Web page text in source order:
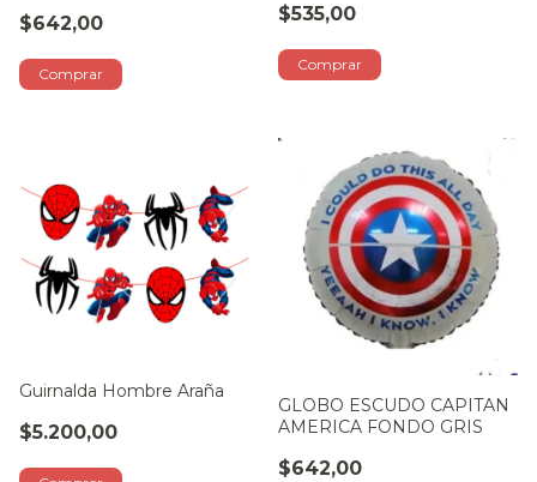
$642,00 $535,00
Guirnalda Hombre Araña
$5.200,00
GLOBO ESCUDO CAPITAN
AMERICA FONDO GRIS
$642,00